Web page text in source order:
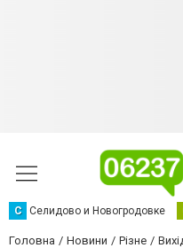
С Селидово и Новогродовке
Головна Новини Різне